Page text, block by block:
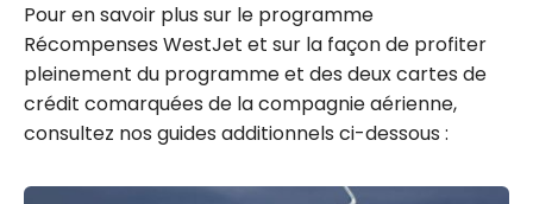
Pour en savoir plus sur le programme
Récompenses WestJet et sur la façon de profiter
pleinement du programme et des deux cartes de
crédit comarquées de la compagnie aérienne,
consultez nos guides additionnels ci-dessous :